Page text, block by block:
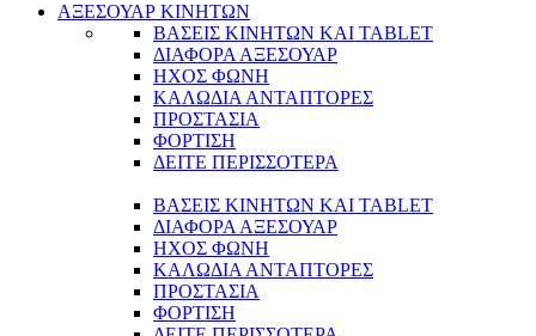
ΑΞΕΣΟΥΑΡ ΚΙΝΗΤΩΝ
ΒΑΣΕΙΣ ΚΙΝΗΤΩΝ ΚΑΙ TABLET
ΔΙΑΦΟΡΑ ΑΞΕΣΟΥΑΡ
ΗΧΟΣ ΦΩΝΗ
ΚΑΛΩΔΙΑ ΑΝΤΑΠΤΟΡΕΣ
ΠΡΟΣΤΑΣΙΑ
ΦΟΡΤΙΣΗ
ΔΕΙΤΕ ΠΕΡΙΣΣΟΤΕΡΑ
ΒΑΣΕΙΣ ΚΙΝΗΤΩΝ ΚΑΙ TABLET
ΔΙΑΦΟΡΑ ΑΞΕΣΟΥΑΡ
ΗΧΟΣ ΦΩΝΗ
ΚΑΛΩΔΙΑ ΑΝΤΑΠΤΟΡΕΣ
ΠΡΟΣΤΑΣΙΑ
ΦΟΡΤΙΣΗ